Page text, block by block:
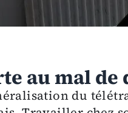
au mal de
du